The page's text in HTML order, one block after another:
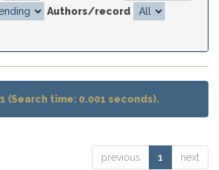
Authors/record
(Search time: 0.001 seconds).
previous 1 next